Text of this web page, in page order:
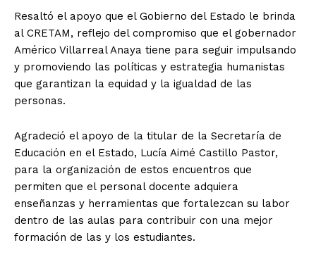
Resaltó el apoyo que el Gobierno del Estado le brinda
al CRETAM, reflejo del compromiso que el gobernador
Américo Villarreal Anaya tiene para seguir impulsando
y promoviendo las políticas y estrategia humanistas
que garantizan la equidad y la igualdad de las
personas.
Agradeció el apoyo de la titular de la Secretaría de
Educación en el Estado, Lucía Aimé Castillo Pastor,
para la organización de estos encuentros que
permiten que el personal docente adquiera
enseñanzas y herramientas que fortalezcan su labor
dentro de las aulas para contribuir con una mejor
formación de las y los estudiantes.